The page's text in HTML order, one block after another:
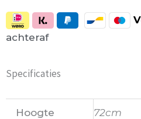
achteraf
Specificaties
Hoogte 72cm